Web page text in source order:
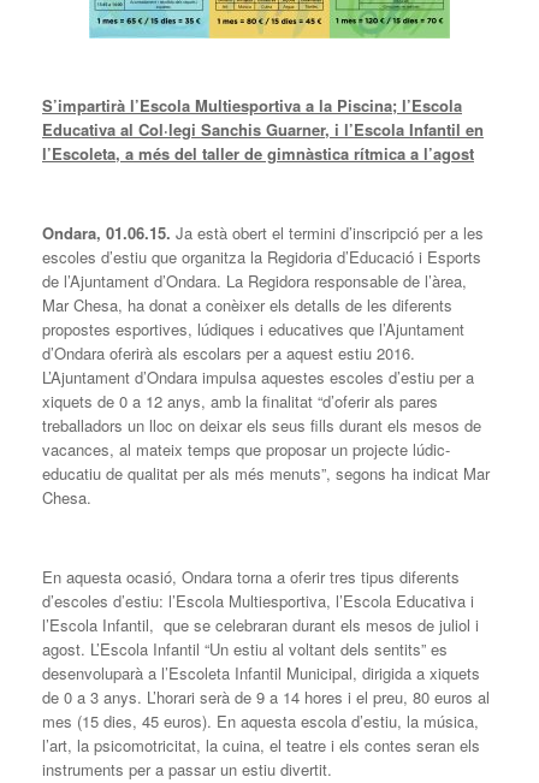
S’impartirà l’Escola Multiesportiva a la Piscina; l’Escola
Educativa al Col·legi Sanchis Guarner, i l’Escola Infantil en
l’Escoleta, a més del taller de gimnàstica rítmica a l’agost
Ondara, 01.06.15. Ja està obert el termini d’inscripció per a les
escoles d’estiu que organitza la Regidoria d’Educació i Esports
de l’Ajuntament d’Ondara. La Regidora responsable de l’àrea,
Mar Chesa, ha donat a conèixer els detalls de les diferents
propostes esportives, lúdiques i educatives que l’Ajuntament
d’Ondara oferirà als escolars per a aquest estiu 2016.
L’Ajuntament d’Ondara impulsa aquestes escoles d’estiu per a
xiquets de 0 a 12 anys, amb la finalitat “d’oferir als pares
treballadors un lloc on deixar els seus fills durant els mesos de
vacances, al mateix temps que proposar un projecte lúdic-
educatiu de qualitat per als més menuts”, segons ha indicat Mar
Chesa.
En aquesta ocasió, Ondara torna a oferir tres tipus diferents
d’escoles d’estiu: l’Escola Multiesportiva, l’Escola Educativa i
l’Escola Infantil, que se celebraran durant els mesos de juliol i
agost. L’Escola Infantil “Un estiu al voltant dels sentits” es
desenvoluparà a l’Escoleta Infantil Municipal, dirigida a xiquets
de 0 a 3 anys. L’horari serà de 9 a 14 hores i el preu, 80 euros al
mes (15 dies, 45 euros). En aquesta escola d’estiu, la música,
l’art, la psicomotricitat, la cuina, el teatre i els contes seran els
instruments per a passar un estiu divertit.